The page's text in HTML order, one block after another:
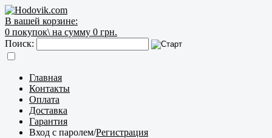
В вашей корзине:
0 покупок\ на сумму 0 грн.
Поиск:
Главная
Контакты
Оплата
Доставка
Гарантия
Вход с паролем/Регистрация